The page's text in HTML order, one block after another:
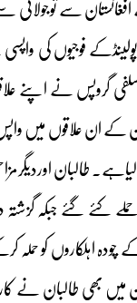
سے توجولائی سے
فوجیوں کی
گروپس نے اپنے
ان علاقوں میں واپس
طالبان
کئے گئے جبکہ گزشتہ
اہلکاروں کو حملہ
میں بھی طالبان نے